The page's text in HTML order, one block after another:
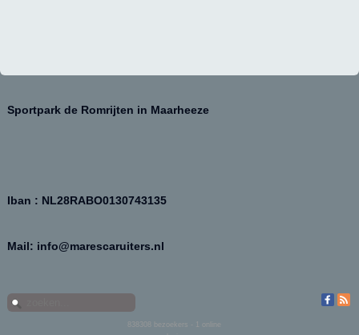
Sportpark de Romrijten in Maarheeze
Iban : NL28RABO0130743135
Mail: info@marescaruiters.nl
838308
bezoekers - 1 online